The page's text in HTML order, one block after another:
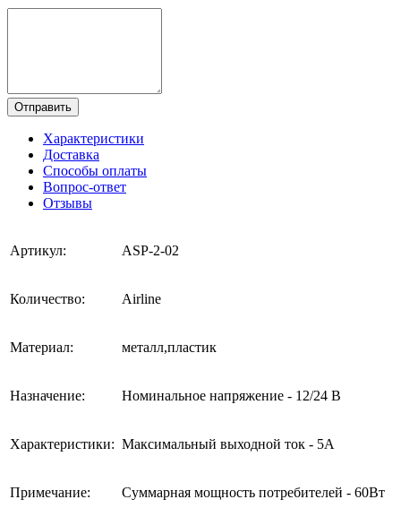
Отправить
Характеристики
Доставка
Способы оплаты
Вопрос-ответ
Отзывы
Артикул: ASP-2-02
Количество: Airline
Материал: металл,пластик
Назначение: Номинальное напряжение - 12/24 В
Характеристики: Максимальный выходной ток - 5А
Примечание: Суммарная мощность потребителей - 60Вт